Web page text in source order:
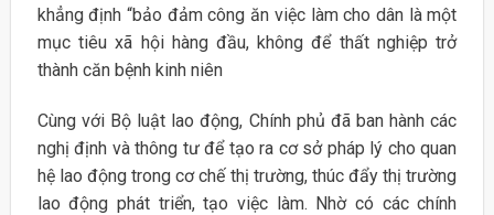
khẳng định “bảo đảm công ăn việc làm cho dân là một
mục tiêu xã hội hàng đầu, không để thất nghiệp trở
thành căn bệnh kinh niên
Cùng với Bộ luật lao động, Chính phủ đã ban hành các
nghị định và thông tư để tạo ra cơ sở pháp lý cho quan
hệ lao động trong cơ chế thị trường, thúc đẩy thị trường
lao động phát triển, tạo việc làm. Nhờ có các chính